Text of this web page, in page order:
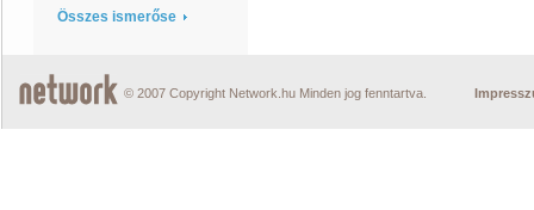
Összes ismerőse
© 2007 Copyright Network.hu Minden jog fenntartva.